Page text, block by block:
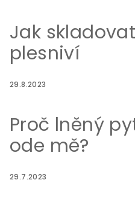
Jak
plesniví
29.8.2023
Proč lněný
ode mě?
29.7.2023